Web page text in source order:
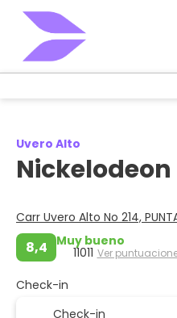
Uvero Alto
Carr Uvero Alto No 214,
8,4 Muy bueno
11011 Ver
Check-in